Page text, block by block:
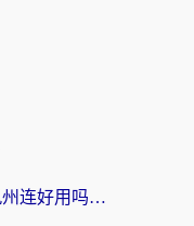
海外党必看：Quickback和九州连好用吗？3步选对回国加速器实现无缝刷国内资源